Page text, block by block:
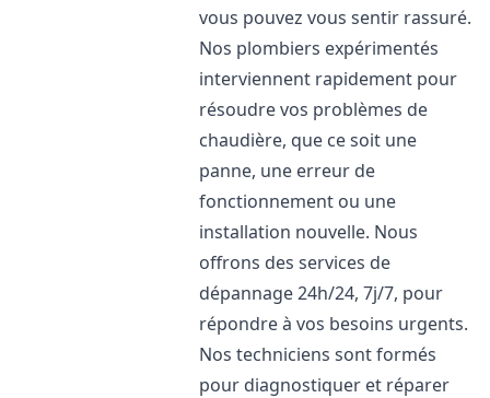
vous pouvez vous sentir rassuré.
Nos plombiers expérimentés
interviennent rapidement pour
résoudre vos problèmes de
chaudière, que ce soit une
panne, une erreur de
fonctionnement ou une
installation nouvelle. Nous
offrons des services de
dépannage 24h/24, 7j/7, pour
répondre à vos besoins urgents.
Nos techniciens sont formés
pour diagnostiquer et réparer